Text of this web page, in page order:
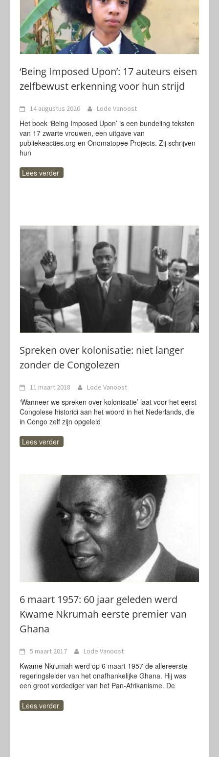
‘Being Imposed Upon’: 17 auteurs eisen
zelfbewust erkenning voor hun strijd
14 augustus 2020 Lode Vanoost
Het boek ‘Being Imposed Upon’ is een bundeling teksten
van 17 zwarte vrouwen, een uitgave van
publiekeacties.org en Onomatopee Projects. Zij schrijven
hun
Lees verder
Spreken over kolonisatie: niet langer
zonder de Congolezen
11 maart 2018 Lode Vanoost
‘Wanneer we spreken over kolonisatie’ laat voor het eerst
Congolese historici aan het woord in het Nederlands, die
in Congo zelf zijn opgeleid
Lees verder
6 maart 1957: 60 jaar geleden werd
Kwame Nkrumah eerste premier van
Ghana
5 maart 2017 Lode Vanoost
Kwame Nkrumah werd op 6 maart 1957 de allereerste
regeringsleider van het onafhankelijke Ghana. Hij was
een groot verdediger van het Pan-Afrikanisme. De
Lees verder